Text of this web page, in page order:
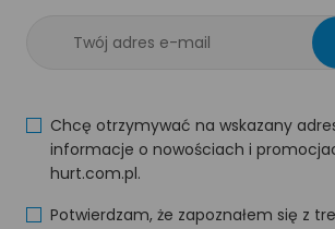
Chcę otrzymywać na wskazany
informacje o nowościach i
hurt.com.pl.
Potwierdzam, że zapoznałem się z